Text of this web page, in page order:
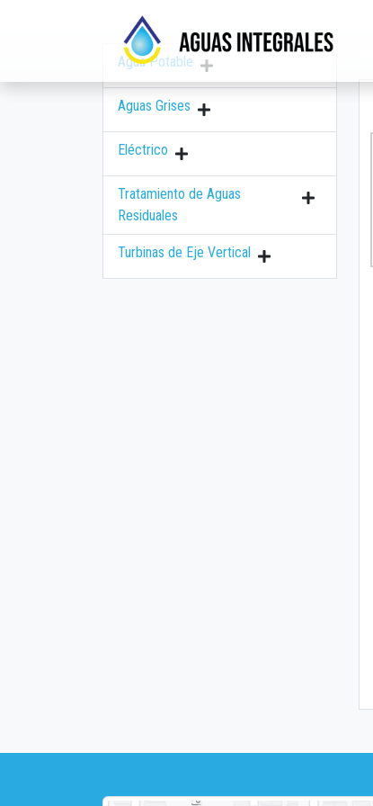
Agua Potable
Aguas Grises
Eléctrico
Tratamiento de Aguas
Residuales
Turbinas de Eje Vertical